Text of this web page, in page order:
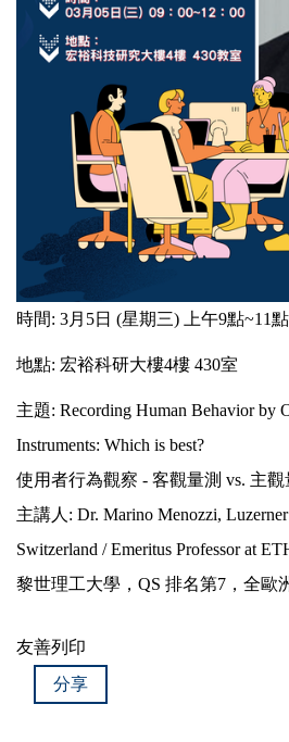
時間: 3月5日 (星期三) 上午9點~11點
地點: 宏裕科研大樓4樓 430室
主題: Recording Human Behavior by
Instruments: Which is best?
使用者行為觀察 - 客觀量測 vs. 主觀
主講人: Dr. Marino Menozzi,
Switzerland / Emeritus Professor at
黎世理工大學，QS 排名第7，全歐
友善列印
分享